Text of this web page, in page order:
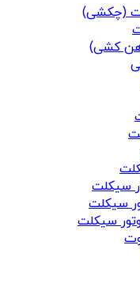
(چکشی)
کشی)
سیکلت
سیکلت
سیکلت